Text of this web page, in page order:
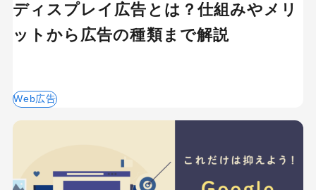
ディスプレイ広告とは？仕組みやメリ
ットから広告の種類まで解説
Web広告